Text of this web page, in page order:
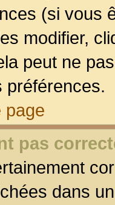
(si vous
modifier,
peut ne
préférences.
page
pas
dans